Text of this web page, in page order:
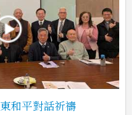
和平對話祈禱